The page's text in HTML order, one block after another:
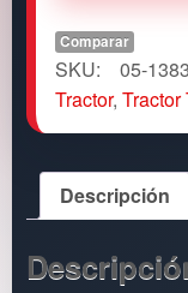
Comparar
SKU: 05-
Tractor, Tractor
Descripción